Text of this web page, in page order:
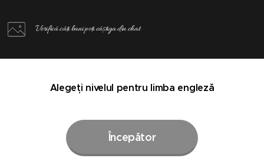
Verifică câți bani poți câștiga din chat
Alegeți nivelul pentru limba engleză
Începător